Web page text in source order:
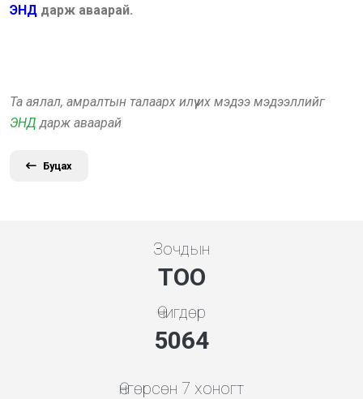
ЭНД дарж аваарай.
Та аялал, амралтын талаарх илүү их мэдээ мэдээллийг
ЭНД дарж аваарай
Буцах
Зочдын
ТОО
Өчигдөр
5453
Өнгөрсөн 7 хоногт